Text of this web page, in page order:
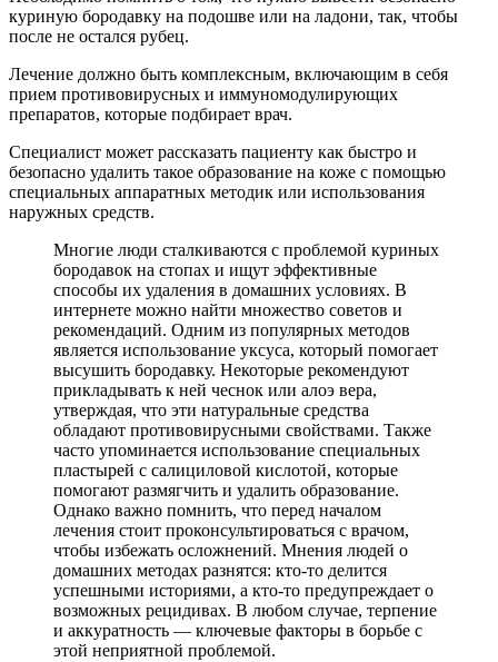
куриную бородавку на подошве или на ладони, так, чтобы
после не остался рубец.
Лечение должно быть комплексным, включающим в себя
прием противовирусных и иммуномодулирующих
препаратов, которые подбирает врач.
Специалист может рассказать пациенту как быстро и
безопасно удалить такое образование на коже с помощью
специальных аппаратных методик или использования
наружных средств.
Многие люди сталкиваются с проблемой куриных
бородавок на стопах и ищут эффективные
способы их удаления в домашних условиях. В
интернете можно найти множество советов и
рекомендаций. Одним из популярных методов
является использование уксуса, который помогает
высушить бородавку. Некоторые рекомендуют
прикладывать к ней чеснок или алоэ вера,
утверждая, что эти натуральные средства
обладают противовирусными свойствами. Также
часто упоминается использование специальных
пластырей с салициловой кислотой, которые
помогают размягчить и удалить образование.
Однако важно помнить, что перед началом
лечения стоит проконсультироваться с врачом,
чтобы избежать осложнений. Мнения людей о
домашних методах разнятся: кто-то делится
успешными историями, а кто-то предупреждает о
возможных рецидивах. В любом случае, терпение
и аккуратность — ключевые факторы в борьбе с
этой неприятной проблемой.